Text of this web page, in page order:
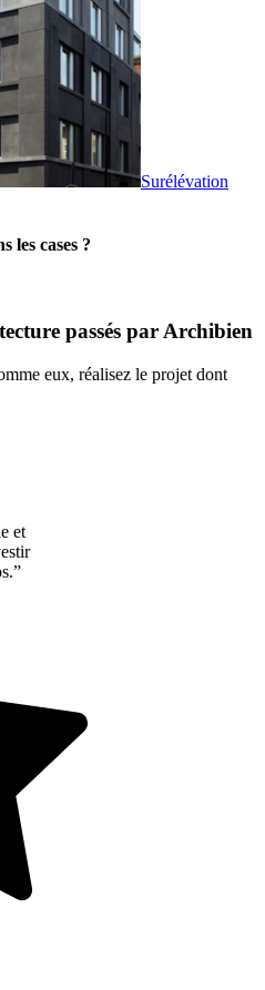
Surélévation
les cases ?
passés par Archibien
eux, réalisez le projet dont
et